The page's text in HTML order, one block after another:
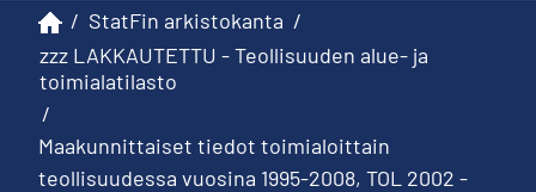
/ StatFin arkistokanta /
zzz LAKKAUTETTU - Teollisuuden alue- ja
toimialatilasto
/
Maakunnittaiset tiedot toimialoittain
teollisuudessa vuosina 1995-2008, TOL 2002 -